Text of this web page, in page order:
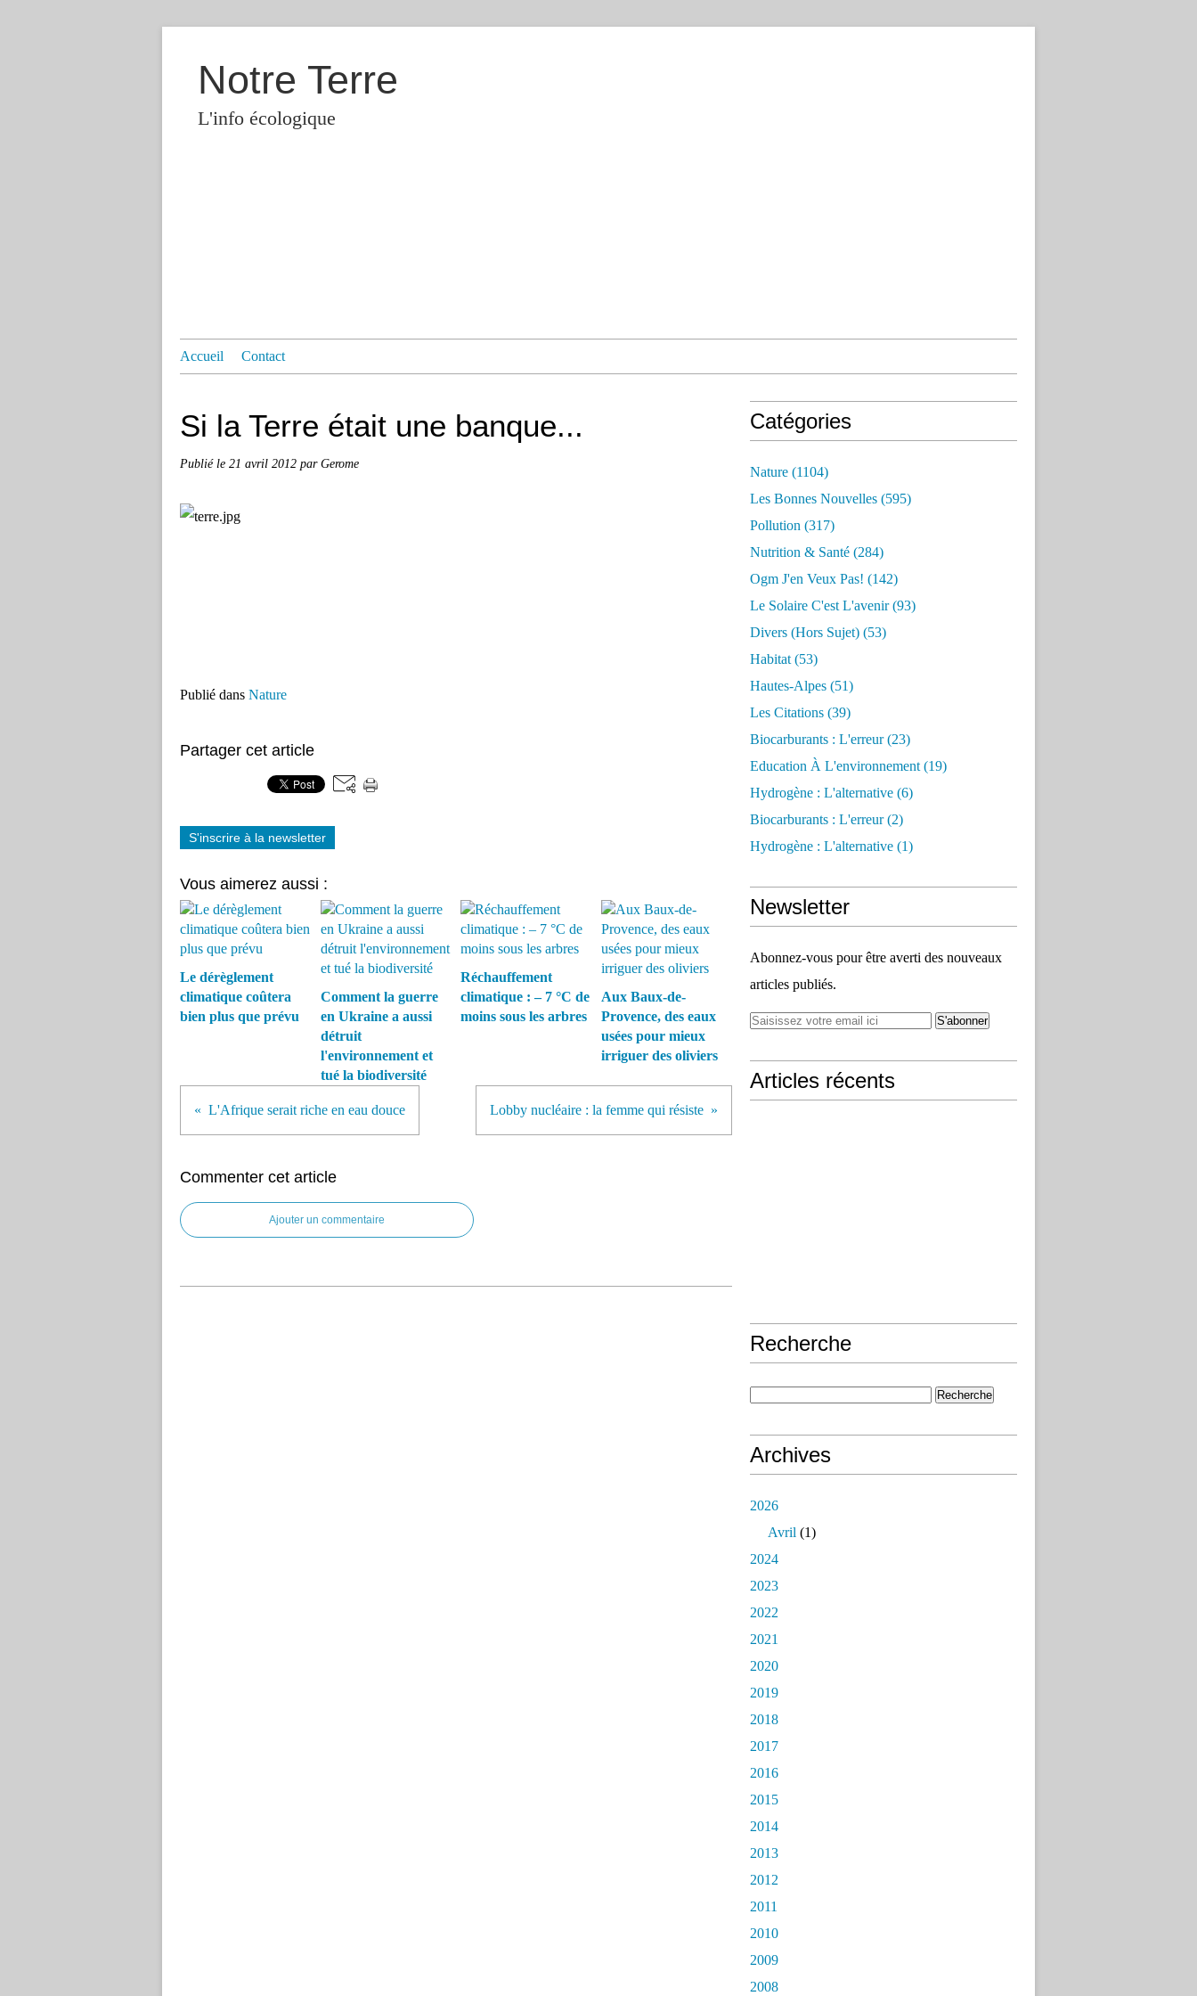
Notre Terre
L'info écologique
Accueil Contact
Si la Terre était une banque...
Publié le 21 avril 2012 par Gerome
Publié dans Nature
Partager cet article
S'inscrire à la newsletter
Vous aimerez aussi :
Le dérèglement
climatique coûtera
bien plus que prévu
Comment la guerre
en Ukraine a aussi
détruit
l'environnement et
tué la biodiversité
Réchauffement
climatique : – 7 °C de
moins sous les arbres
Aux Baux-de-
Provence, des eaux
usées pour mieux
irriguer des oliviers
L'Afrique serait riche en eau douce Lobby nucléaire : la femme qui résiste
Commenter cet article
Ajouter un commentaire
Catégories
Nature (1104)
Les Bonnes Nouvelles (595)
Pollution (317)
Nutrition & Santé (284)
Ogm J'en Veux Pas! (142)
Le Solaire C'est L'avenir(93)
Divers (hors Sujet) (53)
Habitat (53)
Hautes-Alpes (51)
Les Citations (39)
Biocarburants : L'erreur(23)
Education À L'environnement (19)
Hydrogène : L'alternative (6)
Biocarburants : L'erreur(2)
Hydrogène : L'alternative (1)
Newsletter
Abonnez-vous pour être averti des nouveaux
articles publiés.
Articles récents
Recherche
Archives
2026
Avril (1)
2024
2023
2022
2021
2020
2019
2018
2017
2016
2015
2014
2013
2012
2011
2010
2009
2008